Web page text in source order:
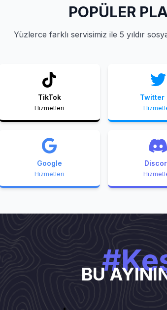
POPÜLER
Yüzlerce farklı servisimiz ile 5 yıldır
TikTok
Hizmetleri
Twitter
Google
Hizmetleri
BU